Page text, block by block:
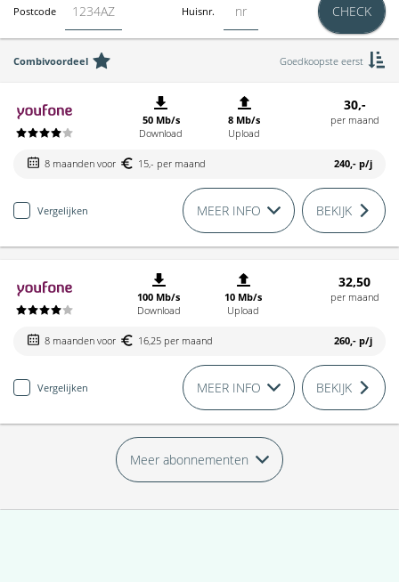
Postcode Huisnr. CHECK
Combivoordeel Goedkoopste eerst
50 Mb/s
Download
8 Mb/s
Upload
30,-
per maand
8 maanden voor 15,- per maand 240,- p/j
Vergelijken MEER INFO BEKIJK
100 Mb/s
Download
10 Mb/s
Upload
32,50
per maand
8 maanden voor 16,25 per maand 260,- p/j
Vergelijken MEER INFO BEKIJK
Meer abonnementen